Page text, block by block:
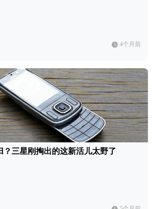
4个月前
？三星刚掏出的这新活儿太野了